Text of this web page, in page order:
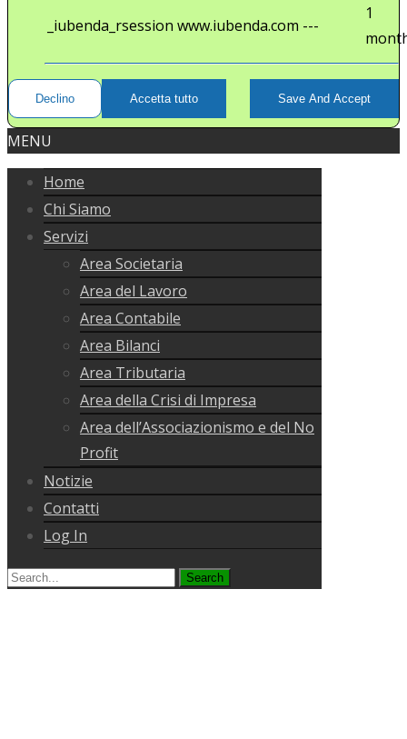
_iubenda_rsession www.iubenda.com ---
1
Declino Accetta tutto Save And Accept
MENU
Home
Chi Siamo
Servizi
Area Societaria
Area del Lavoro
Area Contabile
Area Bilanci
Area Tributaria
Area della Crisi di Impresa
Area dell’Associazionismo e del No
Profit
Notizie
Contatti
Log In
Search